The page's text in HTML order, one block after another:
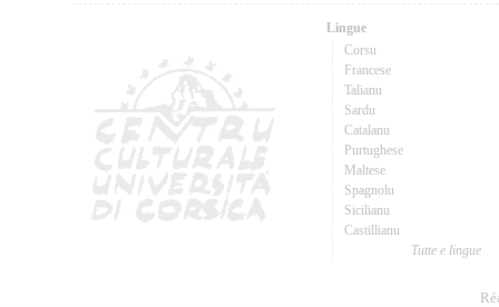
Lingue
Corsu
Francese
Talianu
Sardu
Catalanu
Purtughese
Maltese
Spagnolu
Sicilianu
Castillianu
Tutte e lingue